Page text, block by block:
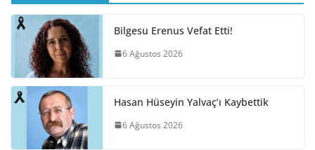
Bilgesu Erenus Vefat Etti!
6 Ağustos 2026
Hasan Hüseyin Yalvaç’ı Kaybettik
6 Ağustos 2026